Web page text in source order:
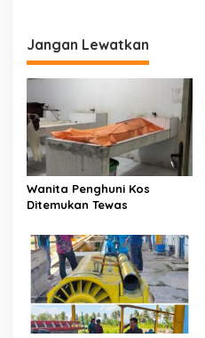
a
s
i
p
o
s
Jangan Lewatkan
Wanita Penghuni Kos
Ditemukan Tewas